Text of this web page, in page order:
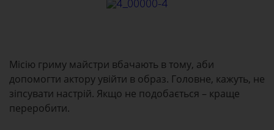
Місію гриму майстри вбачають в тому, аби
допомогти актору увійти в образ. Головне, кажуть, не
зіпсувати настрій. Якщо не подобається – краще
переробити.